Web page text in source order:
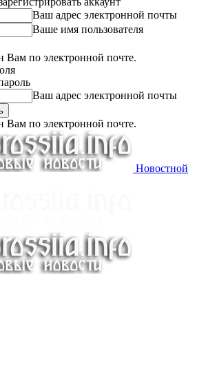
Ваш адрес электронной почты
Ваше имя пользователя
Вам по электронной почте.
Ваш адрес электронной почты
Вам по электронной почте.
Новостной